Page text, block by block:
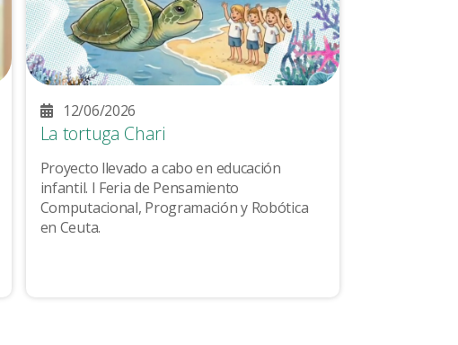
12/06/2026
La tortuga Chari
Proyecto llevado a cabo en educación
infantil. I Feria de Pensamiento
Computacional, Programación y Robótica
en Ceuta.